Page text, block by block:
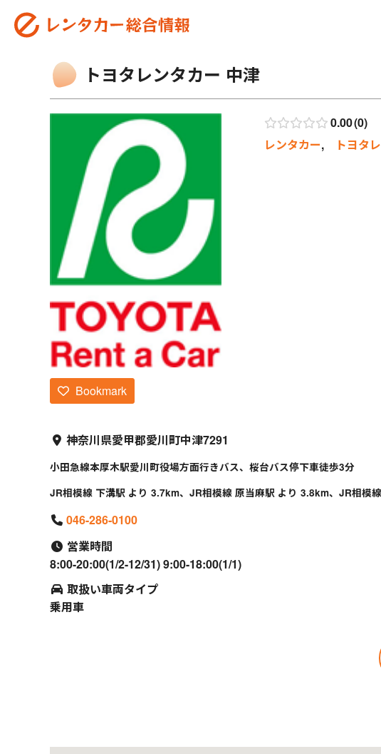
トヨタレンタカー 中津
0.00 0
レンタカー, トヨタ
Bookmark
神奈川県愛甲郡愛川町中津7291
小田急線本厚木駅愛川町役場方面行きバス、桜台バス停下車徒歩3分
JR相模線 下溝駅 より 3.7km、JR相模線 原当麻駅 より 3.8km、JR相模
046-286-0100
営業時間
8:00-20:00(1/2-12/31) 9:00-18:00(1/1)
取扱い車両タイプ
乗用車